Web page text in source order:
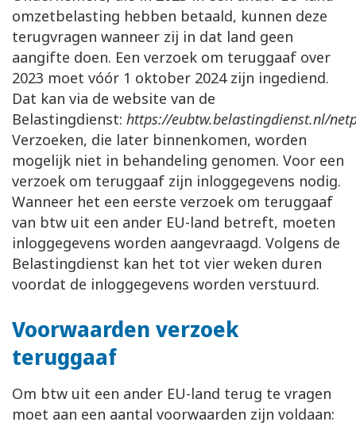
omzetbelasting hebben betaald, kunnen deze
terugvragen wanneer zij in dat land geen
aangifte doen. Een verzoek om teruggaaf over
2023 moet vóór 1 oktober 2024 zijn ingediend.
Dat kan via de website van de
Belastingdienst: https://eubtw.belastingdienst.nl/
Verzoeken, die later binnenkomen, worden
mogelijk niet in behandeling genomen. Voor een
verzoek om teruggaaf zijn inloggegevens nodig.
Wanneer het een eerste verzoek om teruggaaf
van btw uit een ander EU-land betreft, moeten
inloggegevens worden aangevraagd. Volgens de
Belastingdienst kan het tot vier weken duren
voordat de inloggegevens worden verstuurd.
Voorwaarden verzoek
teruggaaf
Om btw uit een ander EU-land terug te vragen
moet aan een aantal voorwaarden zijn voldaan: